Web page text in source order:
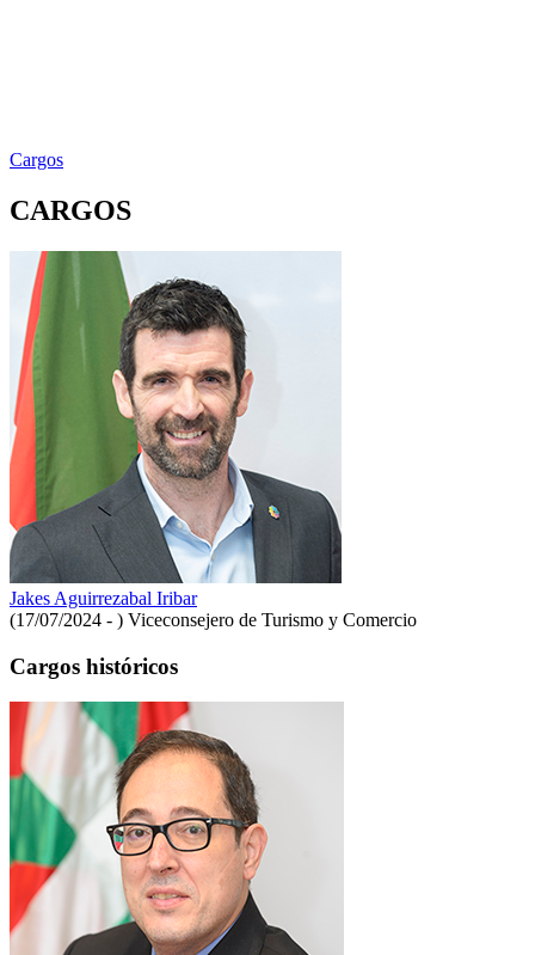
Cargos
CARGOS
Jakes Aguirrezabal Iribar
(17/07/2024 - ) Viceconsejero de Turismo y Comercio
Cargos históricos